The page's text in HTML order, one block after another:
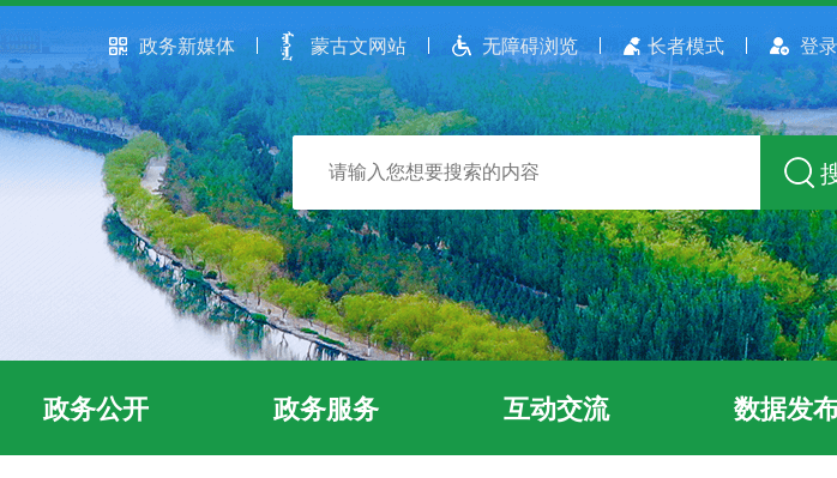
政务新媒体 蒙古文网站 无障碍浏览 长者模式 登
政务公开 政务服务 互动交流 数据发